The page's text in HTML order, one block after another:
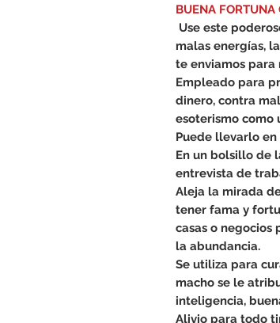
BUENA FORTUNA
Use este
malas energías,
te enviamos
Empleado para
dinero, contra
esoterismo como
Puede llevarlo
En un bolsillo de
entrevista de
Aleja la mirada
tener fama y
casas o
la abundancia.
Se utiliza para
macho se le
inteligencia,
Alivio para todo